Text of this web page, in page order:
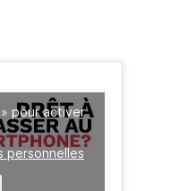
pour activer
personnelles